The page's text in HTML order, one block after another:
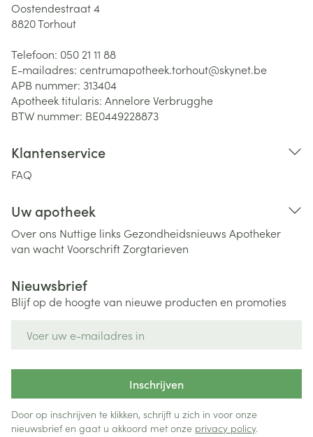
Oostendestraat 4
8820Torhout
Telefoon: 050 21 11 88
E-mailadres: centrumapotheek.torhout@skynet.be
APB nummer: 313404
Apotheek titularis: Annelore Verbrugghe
BTW nummer: BE0449228873
Klantenservice
FAQ
Uw apotheek
Over ons Nuttige links Gezondheidsnieuws Apotheker
van wachtVoorschriftZorgtarieven
Nieuwsbrief
Blijf op de hoogte van nieuwe producten en promoties
Inschrijven
Door op inschrijven te klikken, schrijft u zich in voor onze
nieuwsbrief en gaat u akkoord met onze privacy policy.